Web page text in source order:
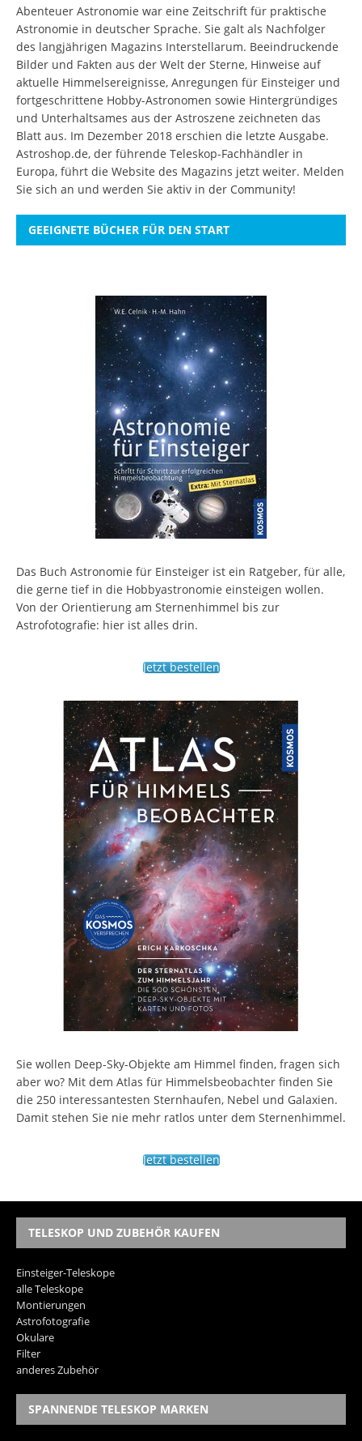
Abenteuer Astronomie war eine Zeitschrift für praktische
Astronomie in deutscher Sprache. Sie galt als Nachfolger
des langjährigen Magazins Interstellarum. Beeindruckende
Bilder und Fakten aus der Welt der Sterne, Hinweise auf
aktuelle Himmelsereignisse, Anregungen für Einsteiger und
fortgeschrittene Hobby-Astronomen sowie Hintergründiges
und Unterhaltsames aus der Astroszene zeichneten das
Blatt aus. Im Dezember 2018 erschien die letzte Ausgabe.
Astroshop.de, der führende Teleskop-Fachhändler in
Europa, führt die Website des Magazins jetzt weiter. Melden
Sie sich an und werden Sie aktiv in der Community!
GEEIGNETE BÜCHER FÜR DEN START
Das Buch Astronomie für Einsteiger ist ein Ratgeber, für alle,
die gerne tief in die Hobbyastronomie einsteigen wollen.
Von der Orientierung am Sternenhimmel bis zur
Astrofotografie: hier ist alles drin.
Jetzt bestellen
Sie wollen Deep-Sky-Objekte am Himmel finden, fragen sich
aber wo? Mit dem Atlas für Himmelsbeobachter finden Sie
die 250 interessantesten Sternhaufen, Nebel und Galaxien.
Damit stehen Sie nie mehr ratlos unter dem Sternenhimmel.
Jetzt bestellen
TELESKOP UND ZUBEHÖR KAUFEN
Einsteiger-Teleskope
alle Teleskope
Montierungen
Astrofotografie
Okulare
Filter
anderes Zubehör
SPANNENDE TELESKOP MARKEN